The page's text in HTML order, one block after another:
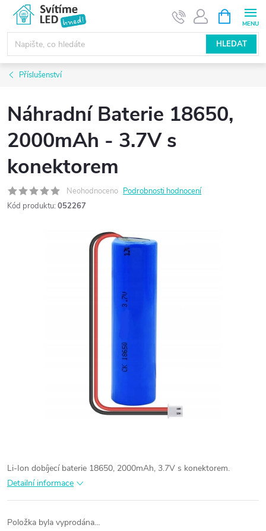
obsah
HLEDAT
NÁKUPNÍ
KOŠÍK
Příslušenství
Náhradní Baterie 18650,
2000mAh - 3.7V s
konektorem
Neohodnoceno Podrobnosti hodnocení
Kód produktu: 052267
Li-Ion dobíjecí baterie 18650, 2000mAh, 3.7V s konektorem.
Detailní informace
Položka byla vyprodána…